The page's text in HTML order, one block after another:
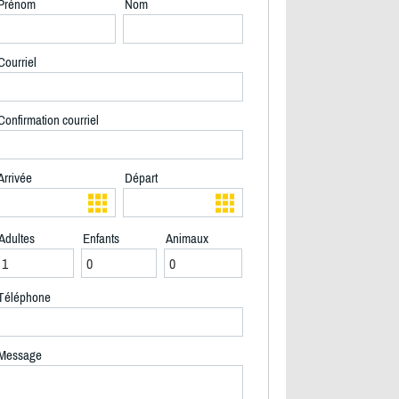
Nom
courriel
Départ
Enfants Animaux